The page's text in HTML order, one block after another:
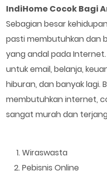
IndiHome Cocok Bagi
Sebagian besar
pasti membutuhkan dan
yang andal pada
untuk email, belanja,
hiburan, dan banyak lagi.
membutuhkan internet,
sangat murah dan
Wiraswasta
Pebisnis Online